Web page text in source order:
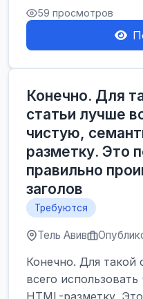
59 просмотров
Конечно. Для
статьи лучше
чистую,
разметку. Это
правильно
заголов
Требуются
Тель Авив
Конечно. Для такой
всего
HTML-разметку.